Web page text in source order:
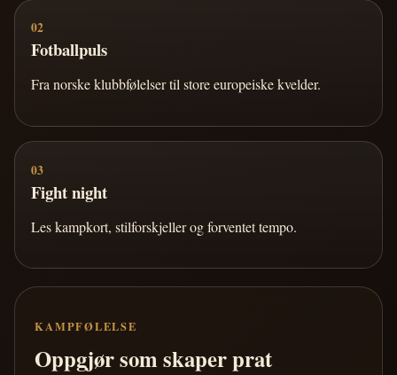
02
Fotballpuls
Fra norske klubbfølelser til store europeiske kvelder.
03
Fight night
Les kampkort, stilforskjeller og forventet tempo.
KAMPFØLELSE
Oppgjør som skaper prat